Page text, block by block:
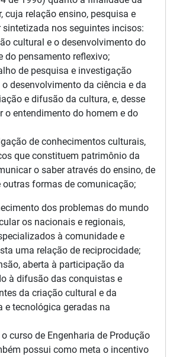
cuja relação ensino, pesquisa e
sintetizada nos seguintes incisos:
cultural e o desenvolvimento do
do pensamento reflexivo;
de pesquisa e investigação
desenvolvimento da ciência e da
e difusão da cultura, e, desse
o entendimento do homem e do
de conhecimentos culturais,
que constituem patrimônio da
o saber através do ensino, de
outras formas de comunicação;
dos problemas do mundo
os nacionais e regionais,
à comunidade e
uma relação de reciprocidade;
aberta à participação da
à difusão das conquistas e
da criação cultural e da
e tecnológica geradas na
curso de Engenharia de Produção
possui como meta o incentivo